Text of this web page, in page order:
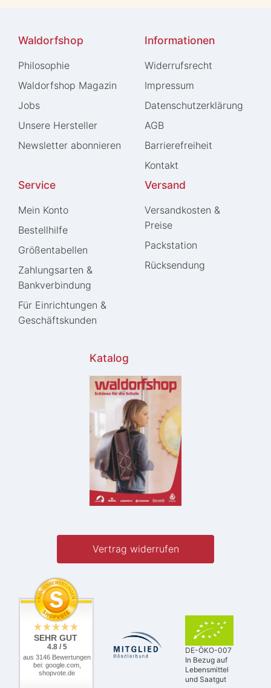
Waldorfshop
Philosophie
Waldorfshop Magazin
Jobs
Unsere Hersteller
Newsletter abonnieren
Informationen
Widerrufs­recht
Impressum
Daten­schutz­erklärung
AGB
Barrierefreiheit
Kontakt
Service
Mein Konto
Bestellhilfe
Größentabellen
Zahlungsarten &
Bankverbindung
Für Einrichtungen &
Geschäftskunden
Versand
Versandkosten &
Preise
Packstation
Rücksendung
Katalog
Vertrag widerrufen
SEHR GUT
4.8 / 5
aus 3146 Bewertungen
bei: google.com,
shopvote.de
DE-ÖKO-007
In Bezug auf
Lebensmittel
und Saatgut